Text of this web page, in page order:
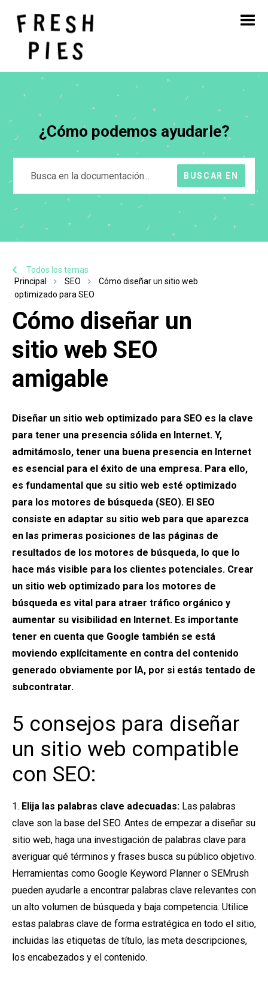
Inicio
Acerca de
Qué hacemos
Nuestro trabajo
¿Cómo podemos ayudarle?
BUSCAR EN
Todos los temas
Principal
SEO
Cómo diseñar un sitio web
optimizado para SEO
Cómo diseñar un
sitio web SEO
amigable
Diseñar un sitio web optimizado para SEO es la clave
para tener una presencia sólida en Internet. Y,
admitámoslo, tener una buena presencia en Internet
es esencial para el éxito de una empresa. Para ello,
es fundamental que su sitio web esté optimizado
para los motores de búsqueda (SEO). El SEO
consiste en adaptar su sitio web para que aparezca
en las primeras posiciones de las páginas de
resultados de los motores de búsqueda, lo que lo
hace más visible para los clientes potenciales. Crear
un sitio web optimizado para los motores de
búsqueda es vital para atraer tráfico orgánico y
aumentar su visibilidad en Internet. Es importante
tener en cuenta que Google también se está
moviendo explícitamente en contra del contenido
generado obviamente por IA, por si estás tentado de
subcontratar.
5 consejos para diseñar
un sitio web compatible
con SEO:
1. Elija las palabras clave adecuadas: Las palabras
clave son la base del SEO. Antes de empezar a diseñar su
sitio web, haga una investigación de palabras clave para
averiguar qué términos y frases busca su público objetivo.
Herramientas como Google Keyword Planner o SEMrush
pueden ayudarle a encontrar palabras clave relevantes con
un alto volumen de búsqueda y baja competencia. Utilice
estas palabras clave de forma estratégica en todo el sitio,
incluidas las etiquetas de título, las meta descripciones,
los encabezados y el contenido.